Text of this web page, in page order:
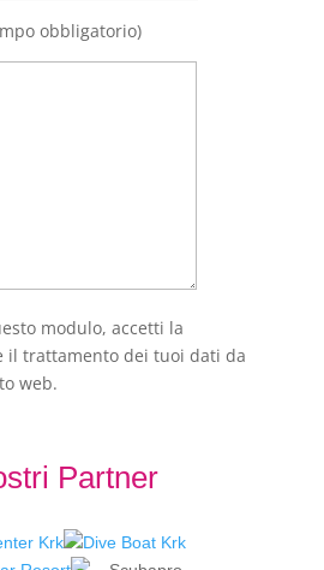
obbligatorio)
modulo, accetti la
il trattamento dei tuoi dati da
web.
Partner